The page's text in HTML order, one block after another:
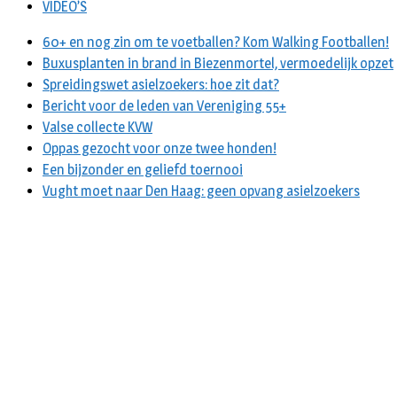
VIDEO’S
60+ en nog zin om te voetballen? Kom Walking Footballen!
Buxusplanten in brand in Biezenmortel, vermoedelijk opzet
Spreidingswet asielzoekers: hoe zit dat?
Bericht voor de leden van Vereniging 55+
Valse collecte KVW
Oppas gezocht voor onze twee honden!
Een bijzonder en geliefd toernooi
Vught moet naar Den Haag: geen opvang asielzoekers